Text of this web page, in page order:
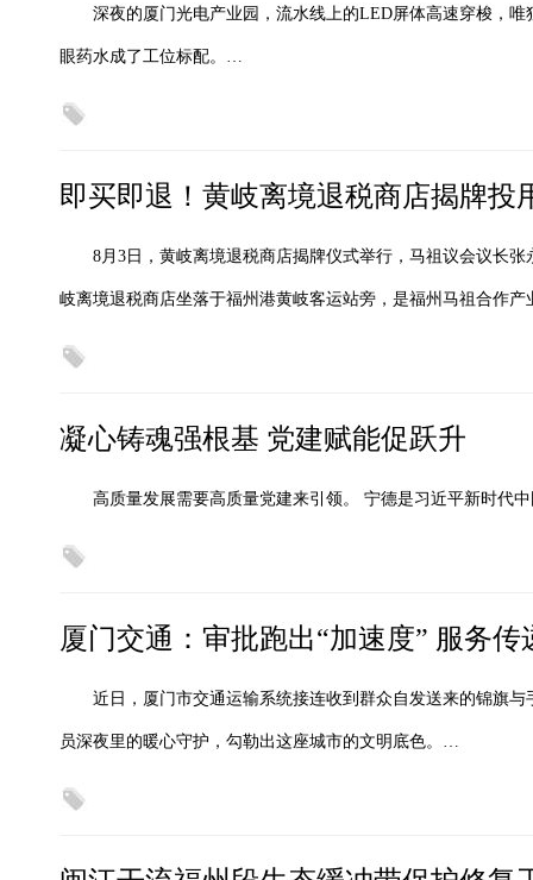
深夜的厦门光电产业园，流水线上的LED屏体高速穿梭，
眼药水成了工位标配。…
即买即退！黄岐离境退税商店揭牌投
8月3日，黄岐离境退税商店揭牌仪式举行，马祖议会议长
岐离境退税商店坐落于福州港黄岐客运站旁，是福州马祖合作
凝心铸魂强根基 党建赋能促跃升
高质量发展需要高质量党建来引领。 宁德是习近平新时代
厦门交通：审批跑出“加速度” 服务传
近日，厦门市交通运输系统接连收到群众自发送来的锦旗
员深夜里的暖心守护，勾勒出这座城市的文明底色。…